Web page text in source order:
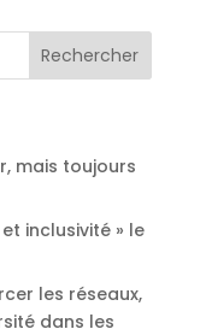
mais toujours
inclusivité » le
les réseaux,
dans les